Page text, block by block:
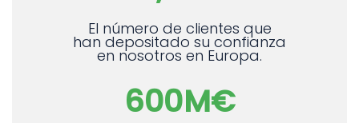
El número de clientes que
han depositado su confianza
en nosotros en Europa.
600M€